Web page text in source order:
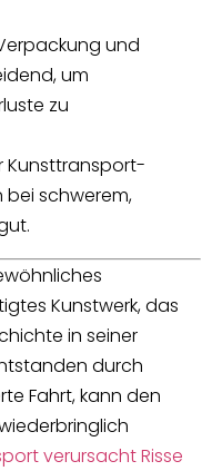
und
um
zu
Kunsttransport-
bei schwerem,
Kunstwerk, das
in seiner
durch
Fahrt, kann den
verursacht Risse